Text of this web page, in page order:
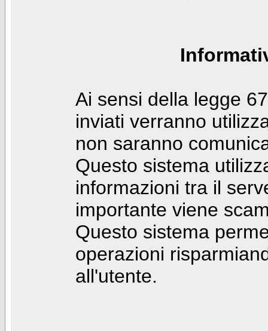
Ai sensi della legge
inviati verranno
non saranno
Questo sistema
informazioni tra il
importante viene
Questo sistema
operazioni
all'utente.